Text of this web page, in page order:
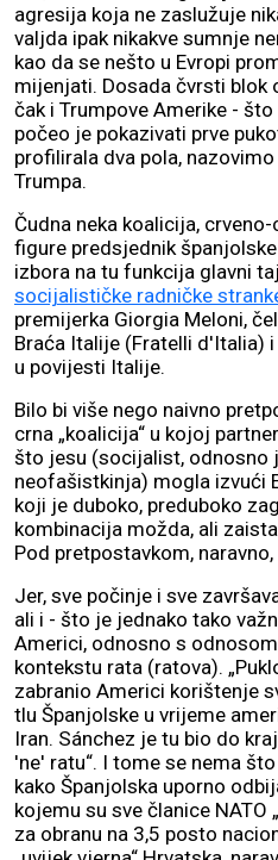
agresija koja ne zaslužuje
valjda ipak nikakve sumnje
kao da se nešto u Evropi
mijenjati. Dosada čvrsti blok
čak i Trumpove Amerike -
počeo je pokazivati prve
profilirala dva pola,
Trumpa.
Čudna neka koalicija,
figure predsjednik
izbora na tu funkcija glavni
socijalističke radničke
premijerka Giorgia Meloni,
Braća Italije (Fratelli d'Italia)
u povijesti Italije.
Bilo bi više nego naivno
crna „koalicija“ u kojoj
što jesu (socijalist, odnosno
neofašistkinja) mogla izvući
koji je duboko, preduboko
kombinacija možda, ali
Pod pretpostavkom,
Jer, sve počinje i sve
ali i - što je jednako tako
Americi, odnosno s
kontekstu rata (ratova).
zabranio Americi korištenje
tlu Španjolske u vrijeme
Iran. Sánchez je tu bio do
'ne' ratu“. I tome se nema
kako Španjolska uporno
kojemu su sve članice NATO
za obranu na 3,5 posto